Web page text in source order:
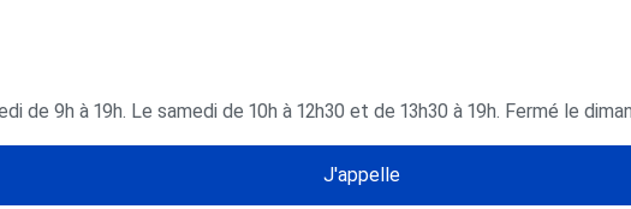
de 9h à 19h. Le samedi de 10h à 12h30 et de 13h30 à 19h. Fermé le
J'appelle